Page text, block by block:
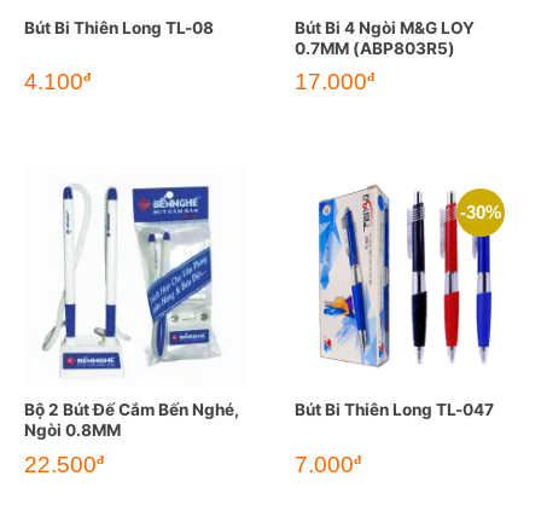
Bút Bi Thiên Long TL-08
Giá
gốc
4.100đGiá
Bút Bi 4 Ngòi M&G LOY
0.7MM (ABP803R5)
17.000đ
Bộ 2 Bút Đế Cắm Bến Nghé,
Ngòi 0.8MM
22.500đ
-30%
Bút Bi Thiên Long TL-047
Giá
gốc
7.000đGiá